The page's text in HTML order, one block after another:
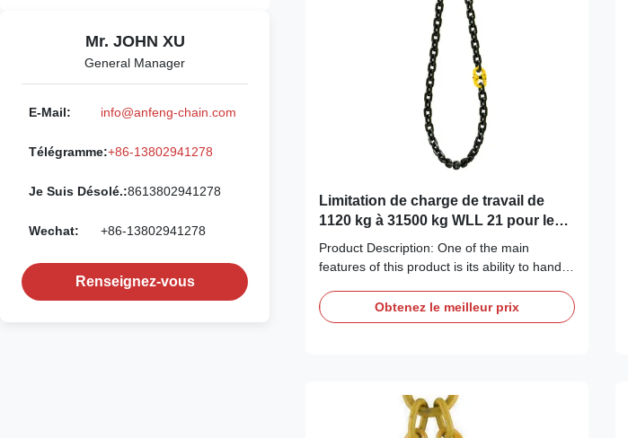
Mr. JOHN XU
General Manager
E-Mail: info@anfeng-chain.com
Télégramme:+86-13802941278
Je Suis Désolé.:8613802941278
Wechat: +86-13802941278
Renseignez-vous
Limitation de charge de travail de
1120 kg à 31500 kg WLL 21 pour les
solutions de levage de charges
lourdes
Product Description: One of the main
features of this product is its ability to handle
Working Load Limit (WLL) of 21,200 Kg,
which makes it suitable for lifting large and
Obtenez le meilleur prix